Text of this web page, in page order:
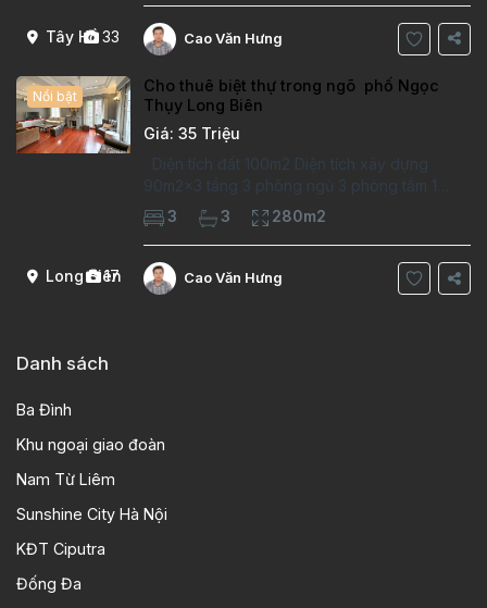
Tây Hồ 33
phòng khách, 1 phòng bếp,wc Tầng 2 -2
phòngCao Văn Hưng
Long Biên
17
Nổi bật
Cho thuê biệt thự trong ngõ phố Ngọc
Thụy Long Biên
Giá: 35 Triệu
Diện tích đất 100m2 Diện tích xây dựng
90m2x3 tầng 3 phòng ngủ 3 phòng tắm 1
phòng làm việc Vị trí ý tưởng 10 phút đi bộ tới
trường việt pháp Ngôi nhà được thiết kế theo
kiểu phát cổ,trong khu dân
3 3 280m2
Cao Văn Hưng
Danh sách
Ba Đình
Khu ngoại giao đoàn
Nam Từ Liêm
Sunshine City Hà Nội
KĐT Ciputra
Đống Đa